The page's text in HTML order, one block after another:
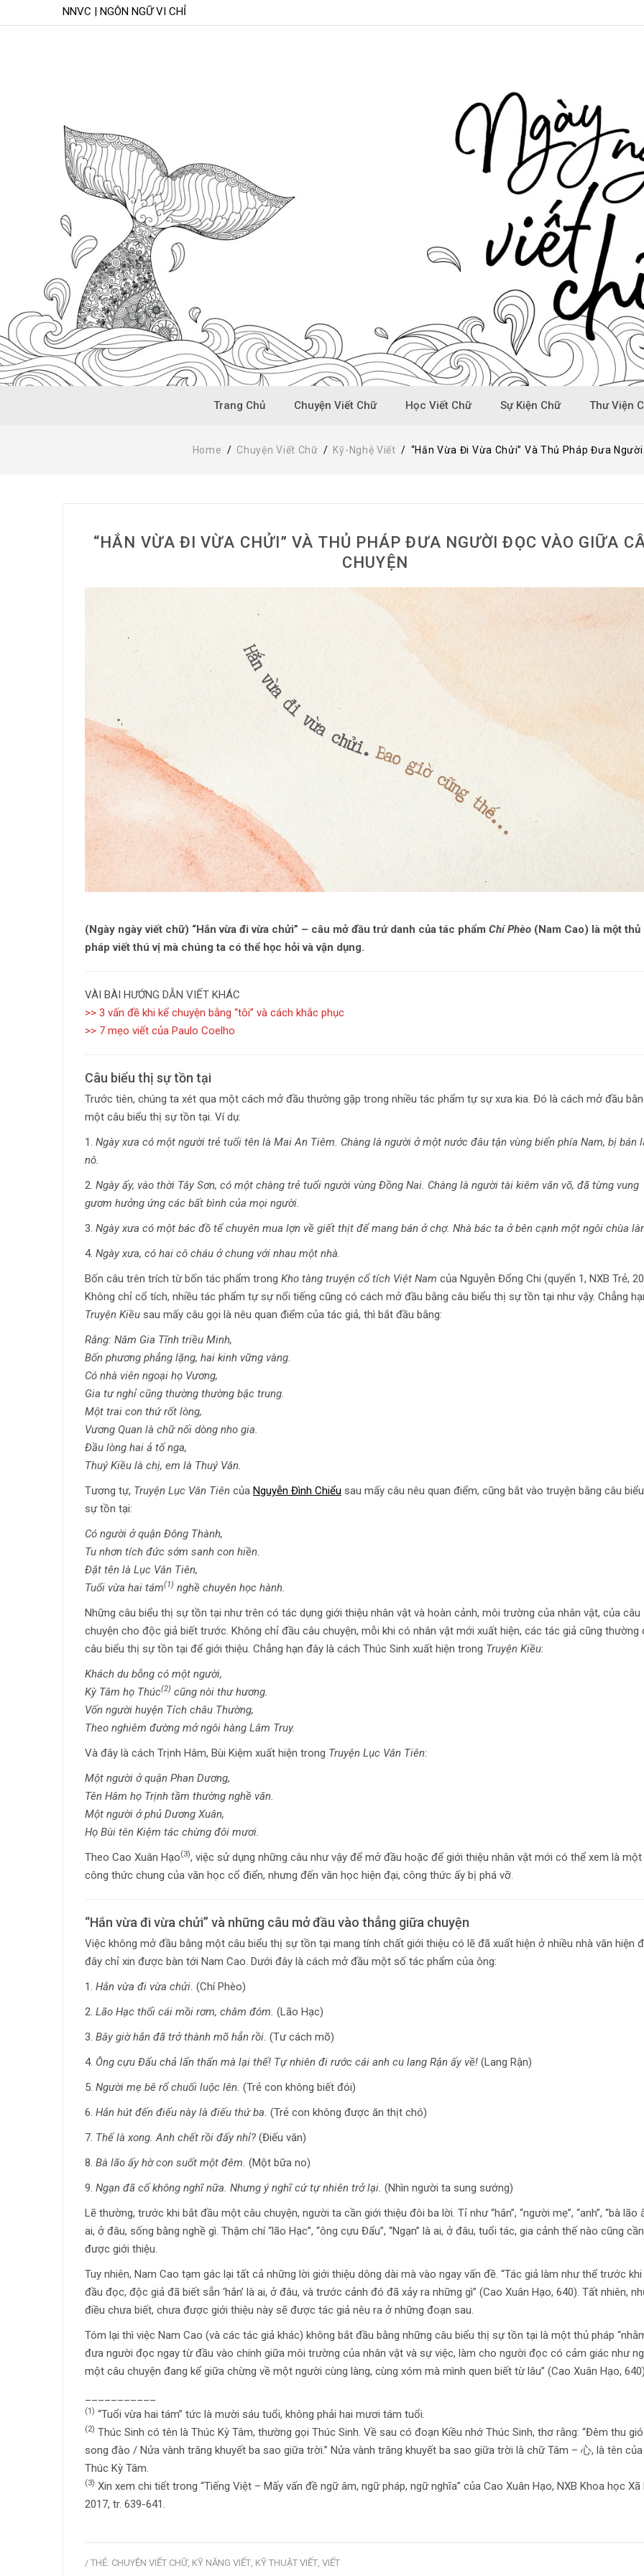
NNVC | NGÔN NGỮ VI CHỈ
Trang Chủ Chuyện Viết Chữ Học Viết Chữ Sự Kiện Chữ Thư Viện
Home / Chuyện Viết Chữ / Kỹ-Nghệ Viết / “Hắn Vừa Đi Vừa Chửi” Và Thủ Pháp Đưa
“HẮN VỪA ĐI VỪA CHỬI” VÀ THỦ PHÁP ĐƯA NGƯỜI ĐỌC VÀO GIỮA
CHUYỆN
(Ngày ngày viết chữ) “Hắn vừa đi vừa chửi” – câu mở đầu trứ danh của tác phẩm Chí Phèo (Nam Cao) là một thủ
pháp viết thú vị mà chúng ta có thể học hỏi và vận dụng.
VÀI BÀI HƯỚNG DẪN VIẾT KHÁC
>> 3 vấn đề khi kể chuyện bằng “tôi” và cách khắc phục
>> 7 mẹo viết của Paulo Coelho
Câu biểu thị sự tồn tại
Trước tiên, chúng ta xét qua một cách mở đầu thường gặp trong nhiều tác phẩm tự sự xưa kia. Đó là cách mở đầu
một câu biểu thị sự tồn tại. Ví dụ:
1. Ngày xưa có một người trẻ tuổi tên là Mai An Tiêm. Chàng là người ở một nước đâu tận vùng biển phía Nam, bị bán
nô.
2. Ngày ấy, vào thời Tây Sơn, có một chàng trẻ tuổi người vùng Đồng Nai. Chàng là người tài kiêm văn võ, đã từng vung
gươm hưởng ứng các bất bình của mọi người.
3. Ngày xưa có một bác đồ tể chuyên mua lợn về giết thịt để mang bán ở chợ. Nhà bác ta ở bên cạnh một ngôi chùa
4. Ngày xưa, có hai cô cháu ở chung với nhau một nhà.
Bốn câu trên trích từ bốn tác phẩm trong Kho tàng truyện cổ tích Việt Nam của Nguyễn Đổng Chi (quyển 1, NXB Trẻ,
Không chỉ cổ tích, nhiều tác phẩm tự sự nổi tiếng cũng có cách mở đầu bằng câu biểu thị sự tồn tại như vậy. Chẳng
Truyện Kiều sau mấy câu gọi là nêu quan điểm của tác giả, thì bắt đầu bằng:
Rằng: Năm Gia Tĩnh triều Minh,
Bốn phương phẳng lặng, hai kinh vững vàng.
Có nhà viên ngoại họ Vương,
Gia tư nghỉ cũng thường thường bậc trung.
Một trai con thứ rốt lòng,
Vương Quan là chữ nối dòng nho gia.
Đầu lòng hai ả tố nga,
Thuý Kiều là chị, em là Thuý Vân.
Tương tự, Truyện Lục Vân Tiên của Nguyễn Đình Chiểu sau mấy câu nêu quan điểm, cũng bắt vào truyện bằng câu
sự tồn tại:
Có người ở quận Đông Thành,
Tu nhơn tích đức sớm sanh con hiền.
Đặt tên là Lục Vân Tiên,
Tuổi vừa hai tám(1) nghề chuyên học hành.
Những câu biểu thị sự tồn tại như trên có tác dụng giới thiệu nhân vật và hoàn cảnh, môi trường của nhân vật, của câu
chuyện cho độc giả biết trước. Không chỉ đầu câu chuyện, mỗi khi có nhân vật mới xuất hiện, các tác giả cũng thường
câu biểu thị sự tồn tại để giới thiệu. Chẳng hạn đây là cách Thúc Sinh xuất hiện trong Truyện Kiều:
Khách du bỗng có một người,
Kỳ Tâm họ Thúc(2) cũng nòi thư hương.
Vốn người huyện Tích châu Thường,
Theo nghiêm đường mở ngôi hàng Lâm Truy.
Và đây là cách Trịnh Hâm, Bùi Kiệm xuất hiện trong Truyện Lục Vân Tiên:
Một người ở quận Phan Dương,
Tên Hâm họ Trịnh tầm thường nghề văn.
Một người ở phủ Dương Xuân,
Họ Bùi tên Kiệm tác chừng đôi mươi.
Theo Cao Xuân Hạo(3), việc sử dụng những câu như vậy để mở đầu hoặc để giới thiệu nhân vật mới có thể xem là một
công thức chung của văn học cổ điển, nhưng đến văn học hiện đại, công thức ấy bị phá vỡ.
“Hắn vừa đi vừa chửi” và những câu mở đầu vào thẳng giữa chuyện
Việc không mở đầu bằng một câu biểu thị sự tồn tại mang tính chất giới thiệu có lẽ đã xuất hiện ở nhiều nhà văn hiện
đây chỉ xin được bàn tới Nam Cao. Dưới đây là cách mở đầu một số tác phẩm của ông:
1. Hắn vừa đi vừa chửi. (Chí Phèo)
2. Lão Hạc thổi cái mồi rơm, châm đóm. (Lão Hạc)
3. Bây giờ hắn đã trở thành mõ hẳn rồi. (Tư cách mõ)
4. Ông cựu Đẩu chả lẩn thẩn mà lại thế! Tự nhiên đi rước cái anh cu lang Rận ấy về! (Lang Rận)
5. Người mẹ bê rổ chuối luộc lên. (Trẻ con không biết đói)
6. Hắn hút đến điếu này là điếu thứ ba. (Trẻ con không được ăn thịt chó)
7. Thế là xong. Anh chết rồi đấy nhỉ? (Điếu văn)
8. Bà lão ấy hờ con suốt một đêm. (Một bữa no)
9. Ngạn đã cố không nghĩ nữa. Nhưng ý nghĩ cứ tự nhiên trở lại. (Nhìn người ta sung sướng)
Lẽ thường, trước khi bắt đầu một câu chuyện, người ta cần giới thiệu đôi ba lời. Tỉ như “hắn”, “người mẹ”, “anh”, “bà lão
ai, ở đâu, sống bằng nghề gì. Thậm chí “lão Hạc”, “ông cựu Đẩu”, “Ngạn” là ai, ở đâu, tuổi tác, gia cảnh thế nào cũng cần
được giới thiệu.
Tuy nhiên, Nam Cao tạm gác lại tất cả những lời giới thiệu dông dài mà vào ngay vấn đề. “Tác giả làm như thể trước
đầu đọc, độc giả đã biết sẵn ‘hắn’ là ai, ở đâu, và trước cảnh đó đã xảy ra những gì” (Cao Xuân Hạo, 640). Tất nhiên,
điều chưa biết, chưa được giới thiệu này sẽ được tác giả nêu ra ở những đoạn sau.
Tóm lại thì việc Nam Cao (và các tác giả khác) không bắt đầu bằng những câu biểu thị sự tồn tại là một thủ pháp
đưa người đọc ngay từ đầu vào chính giữa môi trường của nhân vật và sự việc, làm cho người đọc có cảm giác như
một câu chuyện đang kể giữa chừng về một người cùng làng, cùng xóm mà mình quen biết từ lâu” (Cao Xuân Hạo,
(1) “Tuổi vừa hai tám” tức là mười sáu tuổi, không phải hai mươi tám tuổi.
(2) Thúc Sinh có tên là Thúc Kỳ Tâm, thường gọi Thúc Sinh. Về sau có đoạn Kiều nhớ Thúc Sinh, thơ rằng: “Đêm thu
song đào / Nửa vành trăng khuyết ba sao giữa trời.” Nửa vành trăng khuyết ba sao giữa trời là chữ Tâm – 心, là tên của
Thúc Kỳ Tâm.
(3) Xin xem chi tiết trong “Tiếng Việt – Mấy vấn đề ngữ âm, ngữ pháp, ngữ nghĩa” của Cao Xuân Hạo, NXB Khoa học Xã
2017, tr. 639-641.
/ THẺ: CHUYỆN VIẾT CHỮ, KỸ NĂNG VIẾT KỸ THUẬT VIẾT VIẾT